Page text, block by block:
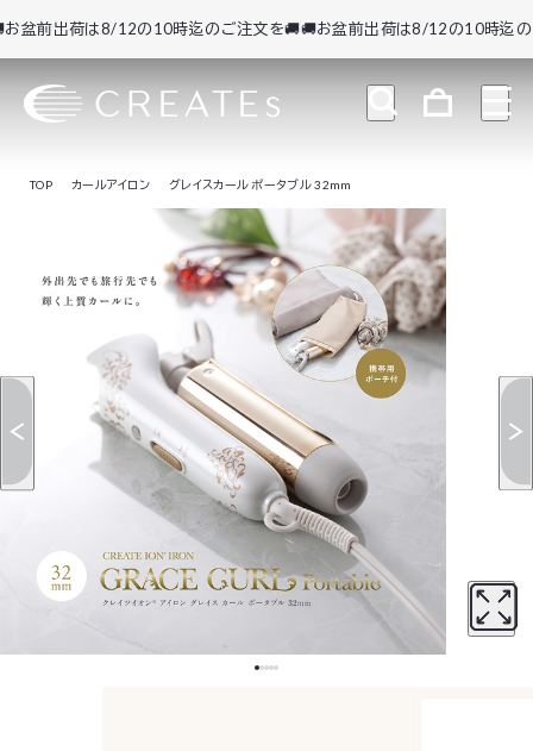
出荷は8/12の10時迄のご注文を🚚🚚お盆前出荷は8/12の10時迄のご注
TOP カールアイロン グレイスカール ポータブル 32mm